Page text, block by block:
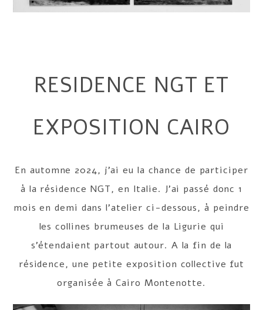
RESIDENCE NGT ET
EXPOSITION CAIRO
En automne 2024, j’ai eu la chance de participer
à la résidence NGT, en Italie. J’ai passé donc 1
mois en demi dans l’atelier ci-dessous, à peindre
les collines brumeuses de la Ligurie qui
s’étendaient partout autour. A la fin de la
résidence, une petite exposition collective fut
organisée à Cairo Montenotte.